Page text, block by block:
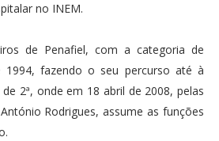
no INEM.
de Penafiel, com a categoria de
fazendo o seu percurso até à
2ª, onde em 18 abril de 2008, pelas
Rodrigues, assume as funções